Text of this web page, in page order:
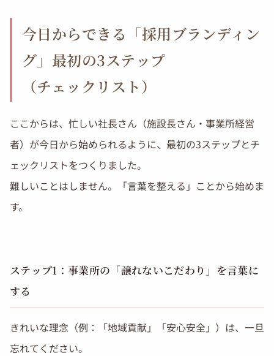
今日からできる「採用ブランディン
グ」最初の3ステップ
（チェックリスト）
ここからは、忙しい社長さん（施設長さん・事業所経営
者）が今日から始められるように、最初の3ステップとチ
ェックリストをつくりました。
難しいことはしません。「言葉を整える」ことから始めま
す。
ステップ1：事業所の「譲れないこだわり」を言葉に
する
きれいな理念（例：「地域貢献」「安心安全」）は、一旦
忘れてください。